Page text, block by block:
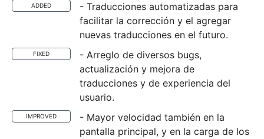
ADDED
- Traducciones automatizadas para
facilitar la corrección y el agregar
nuevas traducciones en el futuro.
FIXED
- Arreglo de diversos bugs,
actualización y mejora de
traducciones y de experiencia del
usuario.
IMPROVED
- Mayor velocidad también en la
pantalla principal, y en la carga de los